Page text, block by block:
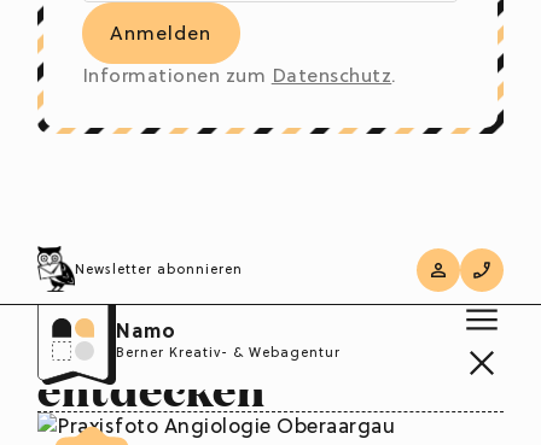
Newsletter abonnieren
Namo
Berner Kreativ- & Webagentur
Informationen zum Datenschutz.
News
Weitere Neuigkeiten
entdecken